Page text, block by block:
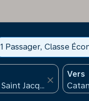
1 Passager, Classe
close
Vers